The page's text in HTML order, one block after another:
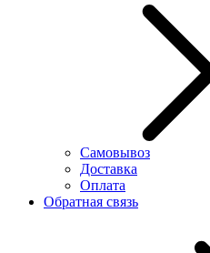
Самовывоз
Доставка
Оплата
Обратная связь